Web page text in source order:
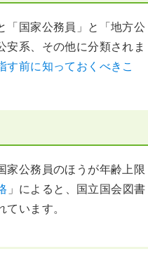
「国家公務員」と「地方公
系、その他に分類されま
す前に知っておくべきこ
家公務員のほうが年齢上限
」によると、国立国会図書
います。